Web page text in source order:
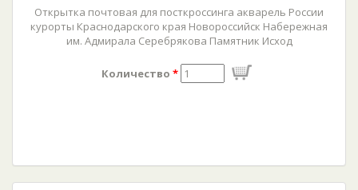
Открытка почтовая для посткроссинга акварель России
курорты Краснодарского края Новороссийск Набережная
им. Адмирала Серебрякова Памятник Исход
Количество *